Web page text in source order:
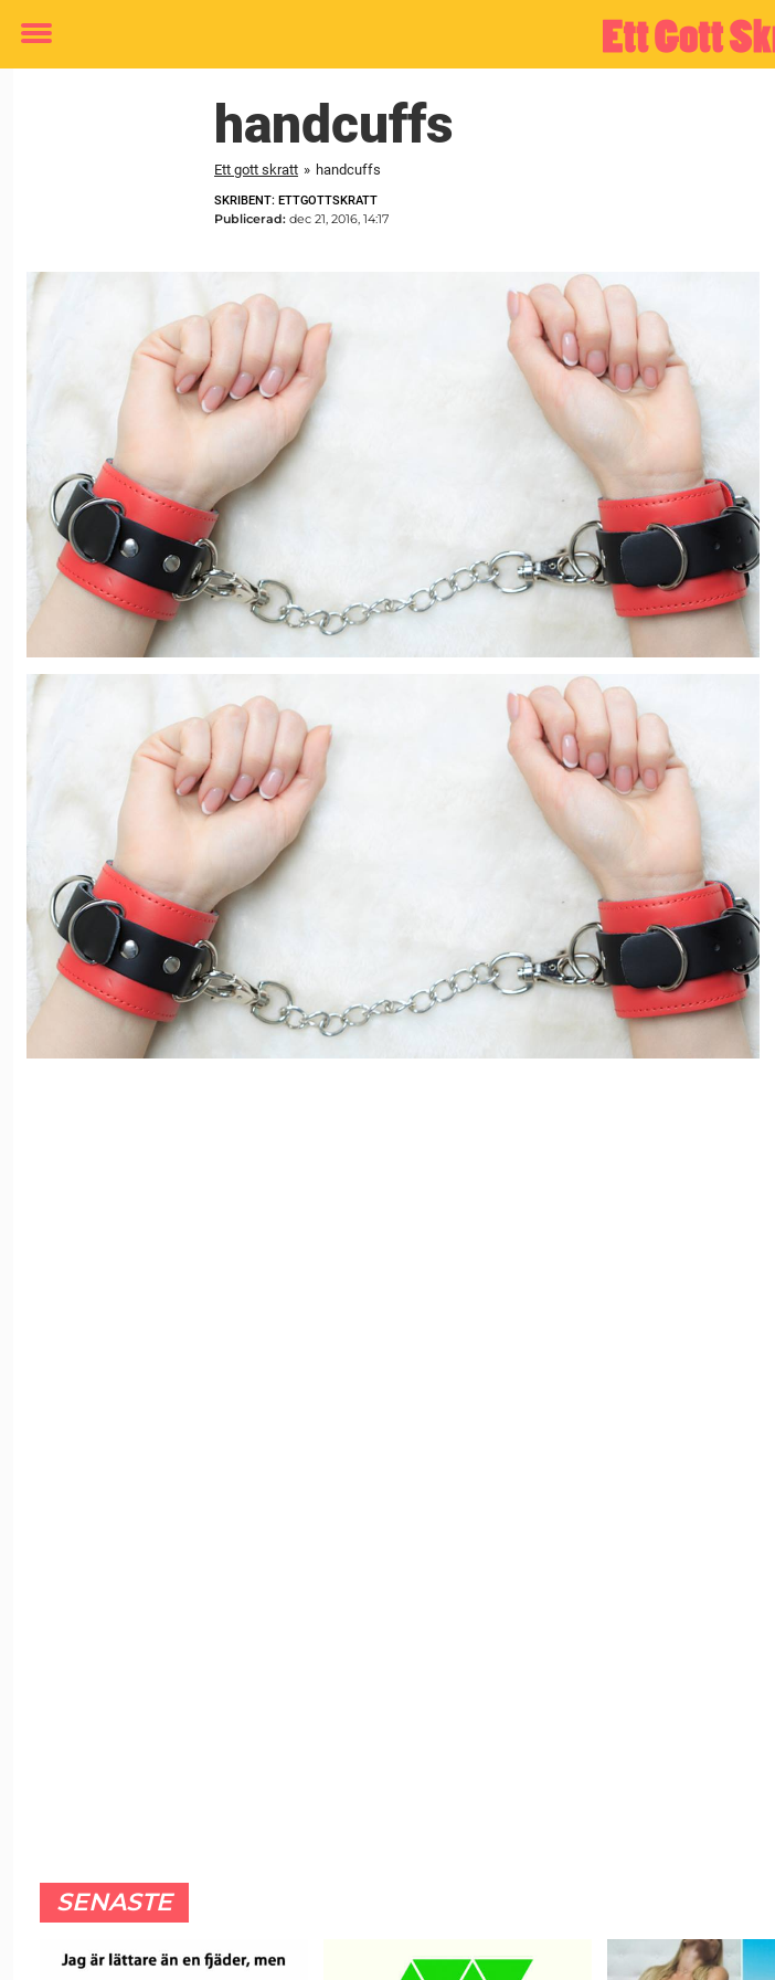
Toggle
handcuffs
Ett gott skratt » handcuffs
SKRIBENT: ETTGOTTSKRATT
Publicerad: dec 21, 2016, 14:17
SENASTE